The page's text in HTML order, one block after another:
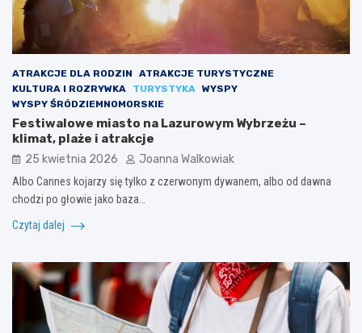
ATRAKCJE DLA RODZIN
ATRAKCJE TURYSTYCZNE
KULTURA I ROZRYWKA
TURYSTYKA WYSPY
WYSPY ŚRÓDZIEMNOMORSKIE
Festiwalowe miasto na Lazurowym Wybrzeżu –
klimat, plaże i atrakcje
25 kwietnia 2026 Joanna Walkowiak
Albo Cannes kojarzy się tylko z czerwonym dywanem, albo od dawna
chodzi po głowie jako baza…
Czytaj dalej